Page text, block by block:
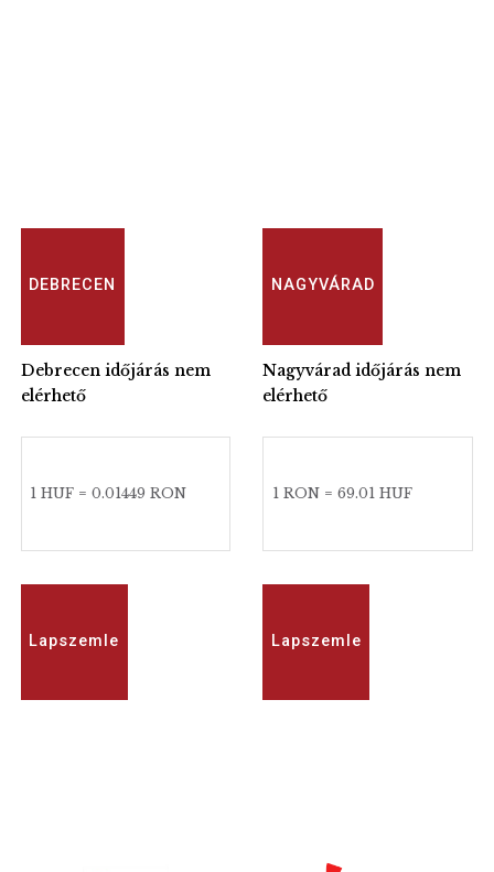
DEBRECEN
Debrecen időjárás nem
elérhető
1 HUF = 0.01449 RON
Lapszemle
NAGYVÁRAD
Nagyvárad időjárás nem
elérhető
1 RON = 69.01 HUF
Lapszemle